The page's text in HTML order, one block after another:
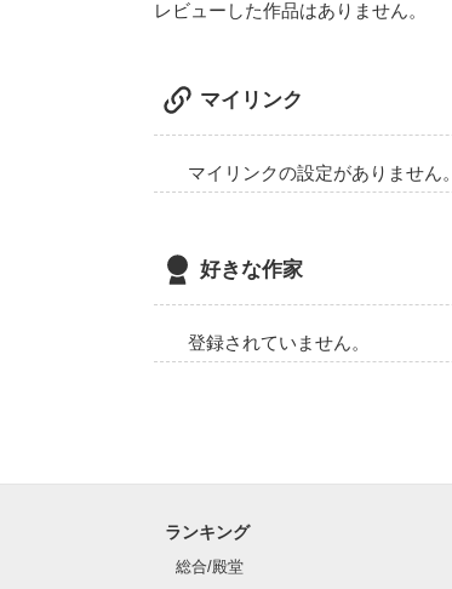
レビューした作品はありません。
マイリンク
マイリンクの設定がありません。
好きな作家
登録されていません。
ランキング
総合/殿堂